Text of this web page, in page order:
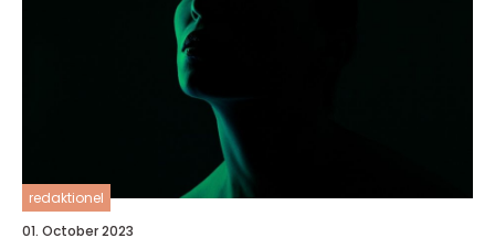
redaktionel
01. October 2023